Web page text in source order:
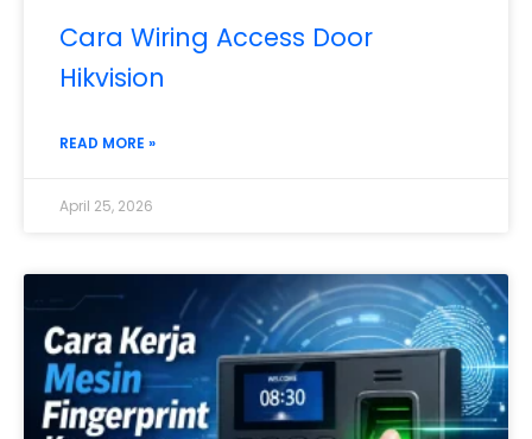
Cara Wiring Access Door
Hikvision
READ MORE »
April 25, 2026